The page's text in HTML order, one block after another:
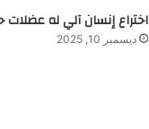
اختراع إنسان آلي له عضلات
ديسمبر 10, 2025